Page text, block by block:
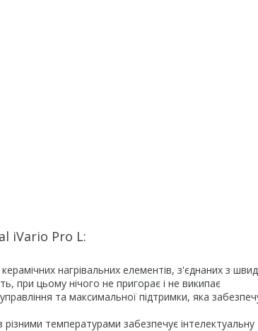
iVario Pro L:
нагрівальних елементів, з'єднаних з
при цьому нічого не пригорає і не википає
та максимальної підтримки, яка
температурами забезпечує інтелектуальну